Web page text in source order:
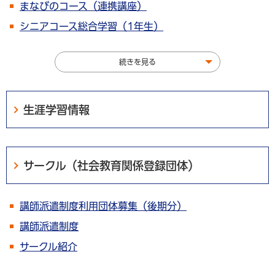
まなびのコース（連携講座）
シニアコース総合学習（1年生）
続きを見る
生涯学習情報
サークル（社会教育関係登録団体）
講師派遣制度利用団体募集（後期分）
講師派遣制度
サークル紹介